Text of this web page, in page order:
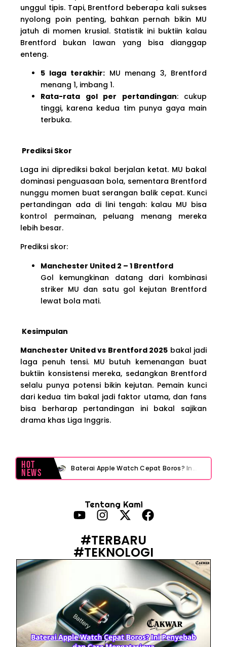
unggul tipis. Tapi, Brentford beberapa kali sukses
nyolong poin penting, bahkan pernah bikin MU
jatuh di momen krusial. Statistik ini buktiin kalau
Brentford bukan lawan yang bisa dianggap
enteng.
5 laga terakhir:MU menang 3, Brentford
menang 1, imbang 1.
Rata-rata gol per pertandingan: cukup
tinggi, karena kedua tim punya gaya main
terbuka.
Prediksi Skor
Laga ini diprediksi bakal berjalan ketat. MU bakal
dominasi penguasaan bola, sementara Brentford
nunggu momen buat serangan balik cepat. Kunci
pertandingan ada di lini tengah: kalau MU bisa
kontrol permainan, peluang menang mereka
lebih besar.
Prediksi skor:
Manchester United 2 – 1 Brentford
Gol kemungkinan datang dari kombinasi
striker MU dan satu gol kejutan Brentford
lewat bola mati.
Kesimpulan
Manchester United vs Brentford 2025 bakal jadi
laga penuh tensi. MU butuh kemenangan buat
buktiin konsistensi mereka, sedangkan Brentford
selalu punya potensi bikin kejutan. Pemain kunci
dari kedua tim bakal jadi faktor utama, dan fans
bisa berharap pertandingan ini bakal sajikan
drama khas Liga Inggris.
Hot
News Baterai Apple Watch Cepat Boros? Ini Penyebab dan Cara Mengatasinya
Eks Dirut KBS Tersangka Korupsi Pakan Satwa Rp10,2 Miliar: Ironi Gelar Doktor Akuntabilitas
Kejagung Tetapkan Tersangka Baru Korupsi BGN! Ulasan Skandal Pengadaan
Motor Listrik BGN Rp1 Triliun Berujung Korupsi dan Disegel Kejagung
Istana Tegur Gaya Komunikasi Menteri PU Dody Hanggodo: Ulasan Komunikasi Krisis Pejabat Publik
Tentang Kami
#TERBARU
#TEKNOLOGI